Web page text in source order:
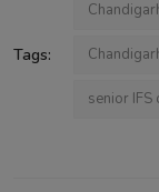
Tags:
senior IFS